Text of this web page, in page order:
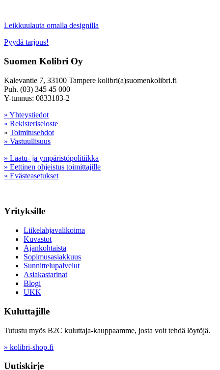
Leikkuulauta omalla designilla
Pyydä tarjous!
Suomen Kolibri Oy
Kalevantie 7, 33100 Tampere kolibri(a)suomenkolibri.fi
Puh. (03) 345 45 000
Y-tunnus: 0833183-2
» Yhteystiedot
» Rekisteriseloste
» Toimitusehdot
» Vastuullisuus
» Laatu- ja ympäristöpolitiikka
» Eettinen ohjeistus toimittajille
» Evästeasetukset
Yrityksille
Liikelahjavalikoima
Kuvastot
Ajankohtaista
Sopimusasiakkuus
Sunnittelupalvelut
Asiakastarinat
Blogi
UKK
Kuluttajille
Tutustu myös B2C kuluttaja-kauppaamme, josta voit tehdä löytöjä.
» kolibri-shop.fi
Uutiskirje